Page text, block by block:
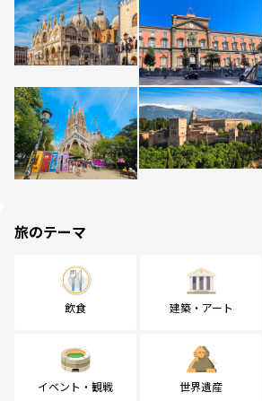
旅のテーマ
飲食 建築・アート
イベント・観戦 世界遺産